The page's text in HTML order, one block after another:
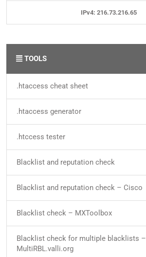
IPv4: 216.73.216.65
TOOLS
.htaccess cheat sheet
.htaccess generator
.htccess tester
Blacklist and reputation check
Blacklist and reputation check – Cisco
Blacklist check – MXToolbox
Blacklist check for multiple blacklists –
MultiRBL.valli.org